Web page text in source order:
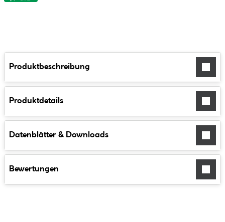
Produktbeschreibung
Produktdetails
Datenblätter & Downloads
Bewertungen